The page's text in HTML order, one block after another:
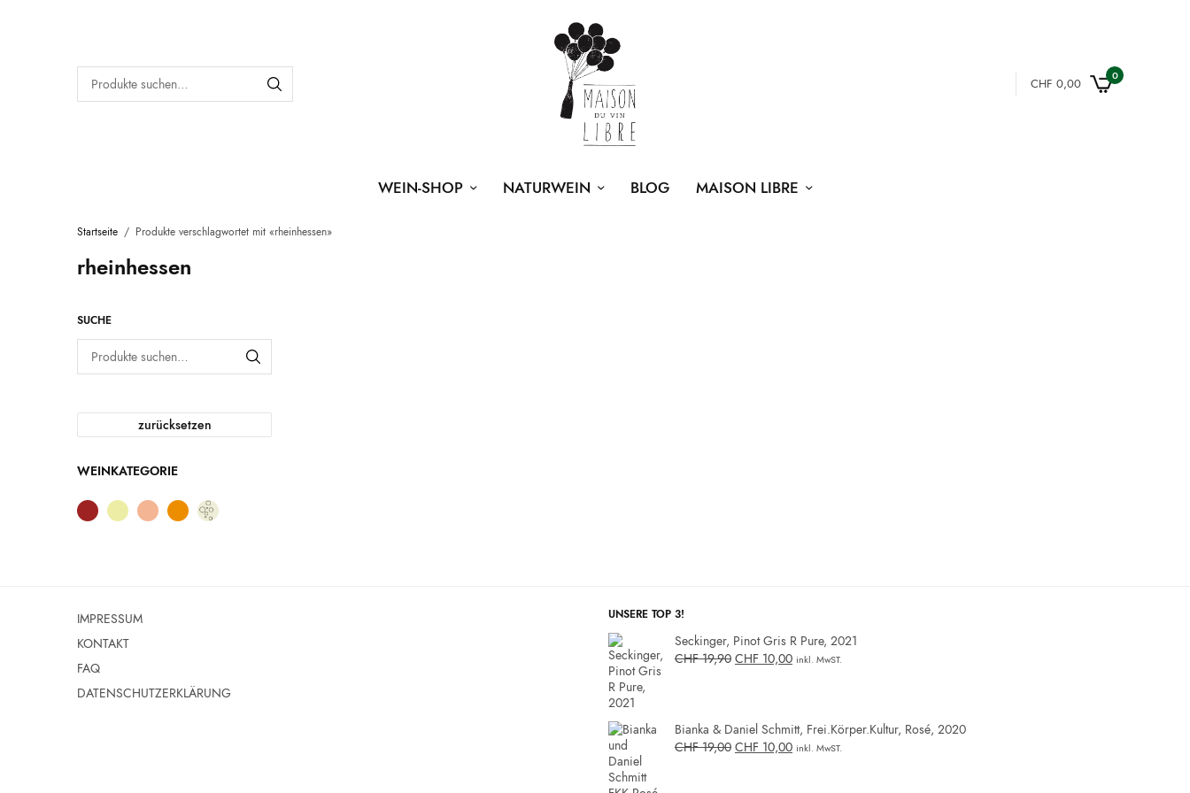
CHF 0,00
0
WEIN-SHOP NATURWEIN BLOG MAISON LIBRE
Startseite / Produkte verschlagwortet mit «rheinhessen»
rheinhessen
SUCHE
zurücksetzen
WEINKATEGORIE
IMPRESSUM
KONTAKT
FAQ
DATENSCHUTZERKLÄRUNG
UNSERE TOP 3!
Seckinger, Pinot Gris R Pure, 2021
CHF19,90 CHF 10,00 inkl. MwST.
Bianka & Daniel Schmitt, Frei.Körper.Kultur, Rosé, 2020
CHF19,00 CHF 10,00 inkl. MwST.